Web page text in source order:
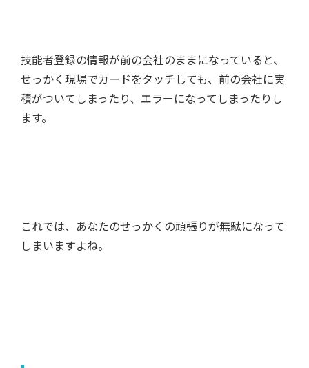
技能者登録の情報が前の会社のままになっていると、
せっかく現場でカードをタッチしても、前の会社に実
積がついてしまったり、エラーになってしまったりし
ます。
これでは、あなたのせっかくの頑張りが無駄になって
しまいますよね。